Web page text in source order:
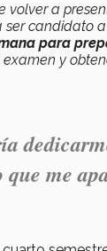
volver a
ser candidato
para
y
que me